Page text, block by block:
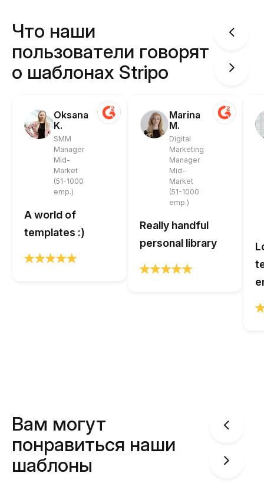
Что наши
пользователи говорят
о шаблонах Stripo
Oksana
K.
SMM
Manager
Mid-
Market
(51-1000
emp.)
A world of
templates :)
Marina
M.
Digital
Marketing
Manager
Mid-
Market
(51-1000
emp.)
Really handful
personal library
Вам могут
понравиться наши
шаблоны